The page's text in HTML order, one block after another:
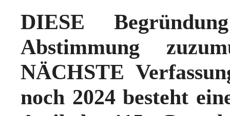
DIESE
Abstimmung
NÄCHSTE
noch 2024 besteht